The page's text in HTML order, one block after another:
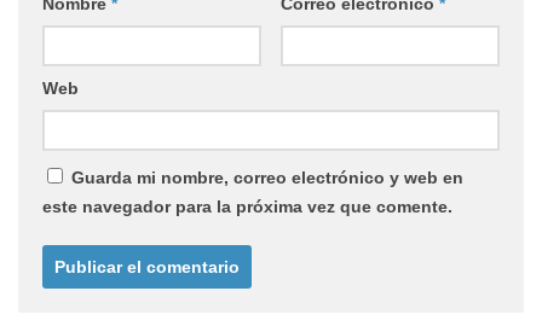
Web
Guarda mi nombre, correo electrónico y web en
este navegador para la próxima vez que comente.